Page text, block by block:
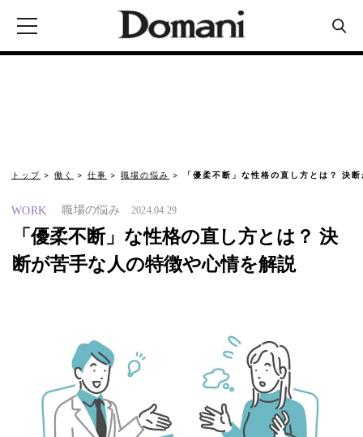
トップ 働く 仕事 職場の悩み 「優柔不断」な性格の直し方とは？ 決
WORK 職場の悩み 2024.04.29
「優柔不断」な性格の直し方とは？ 決
断が苦手な人の特徴や心情を解説